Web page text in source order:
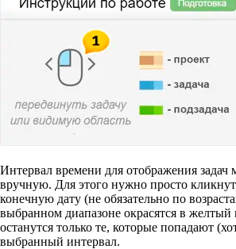
Интервал времени для отображения задач
вручную. Для этого нужно просто
конечную дату (не обязательно по
выбранном диапазоне окрасятся в желтый
останутся только те, которые попадают
выбранный интервал.